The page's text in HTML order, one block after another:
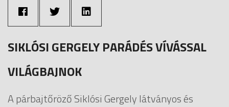
SIKLÓSI GERGELY PARÁDÉS VÍVÁSSAL
VILÁGBAJNOK
A párbajtőröző Siklósi Gergely látványos és